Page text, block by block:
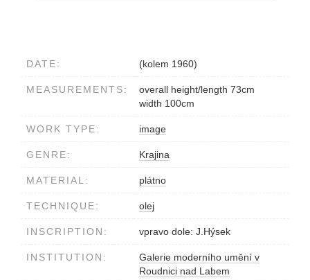
DATE: (kolem 1960)
MEASUREMENTS:
overall height/length 73cm
width 100cm
WORK TYPE: image
GENRE: Krajina
MATERIAL: plátno
TECHNIQUE: olej
INSCRIPTION: vpravo dole: J.Hýsek
INSTITUTION:
Galerie moderního umění v
Roudnici nad Labem